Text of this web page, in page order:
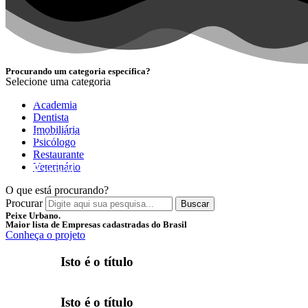
NOVIDADE
Encontre as melhores empresas separadas por
Conferir
Procurando um categoria específica?
Selecione uma categoria
Academia
Dentista
Imobiliária
Psicólogo
Restaurante
Veterinário
O que está procurando?
Procurar
Buscar
Peixe Urbano.
Maior lista de Empresas cadastradas do Brasil
Conheça o projeto
Isto é o título
Isto é o título